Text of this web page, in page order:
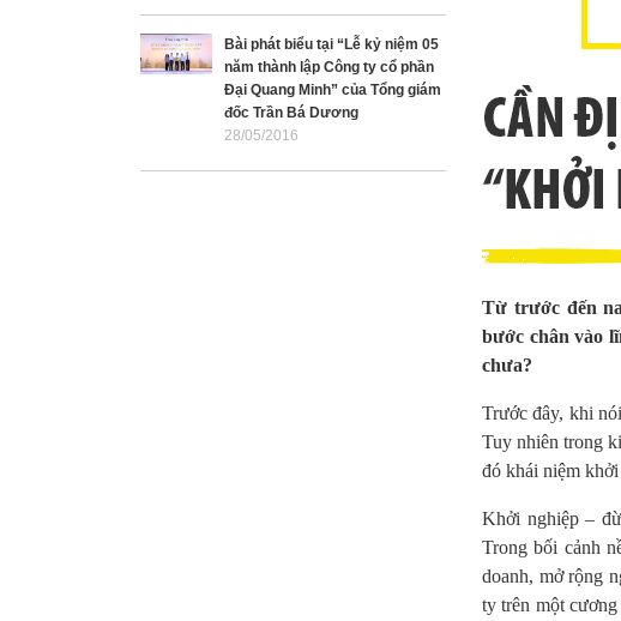
Từ trước đến
bước chân vào
chưa?
Trước đây, khi
Tuy nhiên trong
đó khái niệm
Khởi nghiệp –
Trong bối cảnh
doanh, mở rộng
ty trên một
Bài phát biểu tại “Lễ kỷ niệm 05
năm thành lập Công ty cổ phần
Đại Quang Minh” của Tổng giám
đốc Trần Bá Dương
28/05/2016